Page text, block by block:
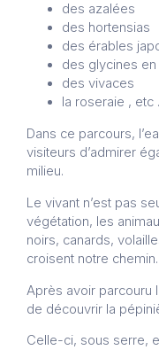
des azalées
des hortensias
des érables
des glycines
des vivaces
la roseraie , etc
Dans ce parcours,
visiteurs d’admirer
milieu.
Le vivant n’est pas
végétation, les
noirs, canards,
croisent notre chemin.
Après avoir parcouru
de découvrir la
Celle-ci, sous serre,